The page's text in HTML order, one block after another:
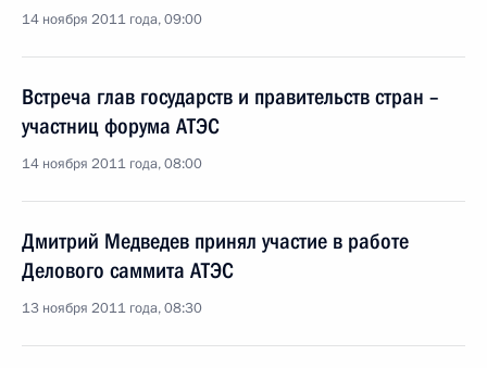
14 ноября 2011 года, 09:00
Встреча глав государств и правительств стран –
участниц форума АТЭС
14 ноября 2011 года, 08:00
Дмитрий Медведев принял участие в работе
Делового саммита АТЭС
13 ноября 2011 года, 08:30